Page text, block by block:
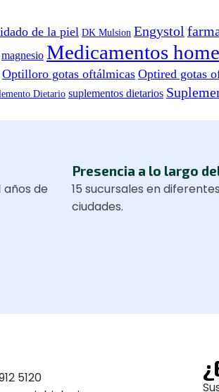
de la piel DK Mulsion Engystol
magnesio Medicamentos
Optilloro gotas oftálmicas Optired gotas
Dietario suplementos dietarios
años de
Presencia a lo largo
15 sucursales en diferentes
ciudades.
5120